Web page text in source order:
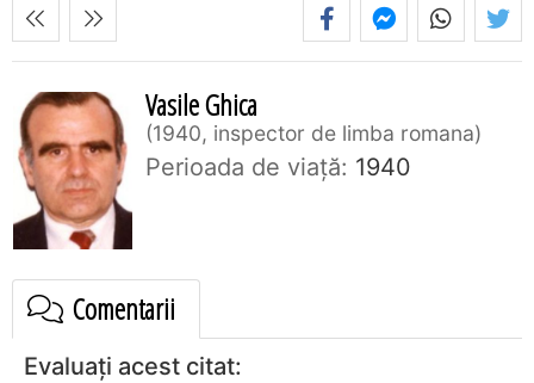
Vasile Ghica
1940, inspector de limba romana
Perioada de viaţă: 1940
Comentarii
Evaluați acest citat: